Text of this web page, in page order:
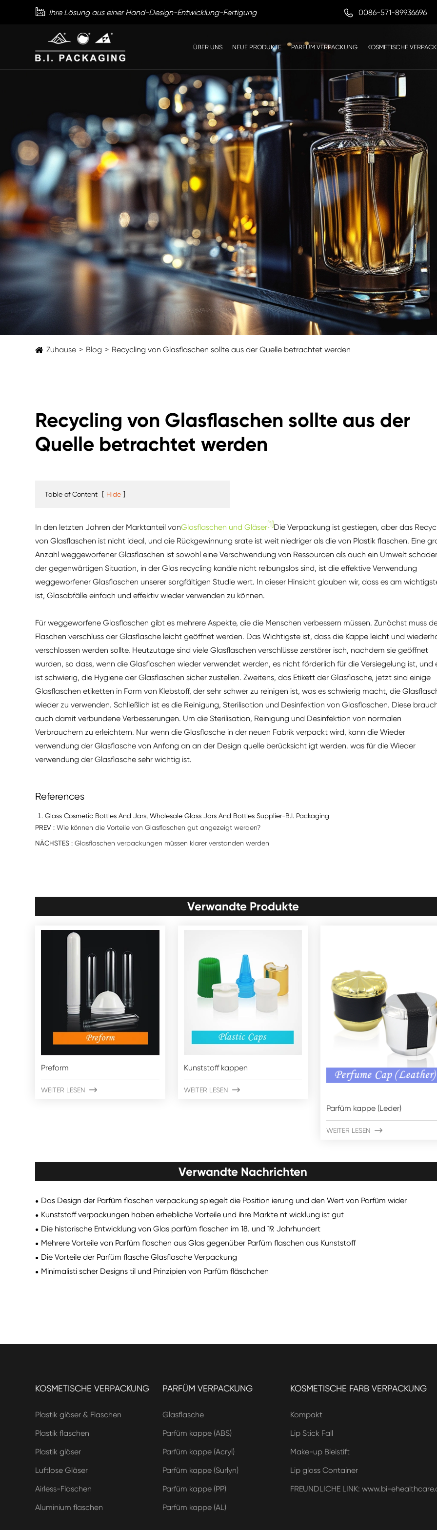
 Ihre Lösung aus einer Hand-Design-Entwicklung-Fertigung  0086-571-89936696
ÜBER UNS NEUE PRODUKTE PARFÜM VERPACKUNG KOSMETISCHE
Zuhause Blog Recycling von Glasflaschen sollte aus der Quelle betrachtet werden
Recycling von Glasflaschen sollte aus der
Quelle betrachtet werden
Table of Content [ Hide ]
In den letzten Jahren der Marktanteil vonGlasflaschen und Gläser[1]Die Verpackung ist gestiegen, aber das
von Glasflaschen ist nicht ideal, und die Rückgewinnung srate ist weit niedriger als die von Plastik flaschen. Eine
Anzahl weggeworfener Glasflaschen ist sowohl eine Verschwendung von Ressourcen als auch ein Umwelt
der gegenwärtigen Situation, in der Glas recycling kanäle nicht reibungslos sind, ist die effektive Verwendung
weggeworfener Glasflaschen unserer sorgfältigen Studie wert. In dieser Hinsicht glauben wir, dass es am
ist, Glasabfälle einfach und effektiv wieder verwenden zu können.
Für weggeworfene Glasflaschen gibt es mehrere Aspekte, die die Menschen verbessern müssen. Zunächst muss
Flaschen verschluss der Glasflasche leicht geöffnet werden. Das Wichtigste ist, dass die Kappe leicht und
verschlossen werden sollte. Heutzutage sind viele Glasflaschen verschlüsse zerstörer isch, nachdem sie geöffnet
wurden, so dass, wenn die Glasflaschen wieder verwendet werden, es nicht förderlich für die Versiegelung ist, und
ist schwierig, die Hygiene der Glasflaschen sicher zustellen. Zweitens, das Etikett der Glasflasche, jetzt sind einige
Glasflaschen etiketten in Form von Klebstoff, der sehr schwer zu reinigen ist, was es schwierig macht, die
wieder zu verwenden. Schließlich ist es die Reinigung, Sterilisation und Desinfektion von Glasflaschen. Diese
auch damit verbundene Verbesserungen. Um die Sterilisation, Reinigung und Desinfektion von normalen
Verbrauchern zu erleichtern. Nur wenn die Glasflasche in der neuen Fabrik verpackt wird, kann die Wieder
verwendung der Glasflasche von Anfang an an der Design quelle berücksicht igt werden. was für die Wieder
verwendung der Glasflasche sehr wichtig ist.
References
Glass Cosmetic Bottles And Jars, Wholesale Glass Jars And Bottles Supplier-B.I. Packaging
PREV : Wie können die Vorteile von Glasflaschen gut angezeigt werden?
NÄCHSTES : Glasflaschen verpackungen müssen klarer verstanden werden
Verwandte Produkte
Preform
WEITER LESEN 
Kunststoff kappen
WEITER LESEN 
Parfüm kappe (Leder)
WEITER LESEN 
Verwandte Nachrichten
Das Design der Parfüm flaschen verpackung spiegelt die Position ierung und den Wert von Parfüm wider
Kunststoff verpackungen haben erhebliche Vorteile und ihre Markte nt wicklung ist gut
Die historische Entwicklung von Glas parfüm flaschen im 18. und 19. Jahrhundert
Mehrere Vorteile von Parfüm flaschen aus Glas gegenüber Parfüm flaschen aus Kunststoff
Die Vorteile der Parfüm flasche Glasflasche Verpackung
Minimalisti scher Designs til und Prinzipien von Parfüm fläschchen
KOSMETISCHE VERPACKUNG
Plastik gläser & Flaschen
Plastik flaschen
Plastik gläser
Luftlose Gläser
Airless-Flaschen
Aluminium flaschen
PARFÜM VERPACKUNG
Glasflasche
Parfüm kappe (ABS)
Parfüm kappe (Acryl)
Parfüm kappe (Surlyn)
Parfüm kappe (PP)
Parfüm kappe (AL)
KOSMETISCHE FARB VERPACKUNG
Kompakt
Lip Stick Fall
Make-up Bleistift
Lip gloss Container
FREUNDLICHE LINK: www.bi-